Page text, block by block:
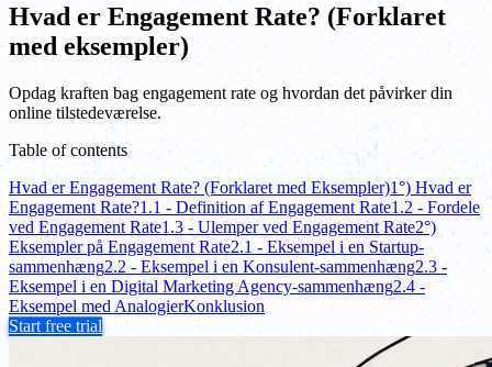
Hvad er Engagement Rate? (Forklaret
med eksempler)
Opdag kraften bag engagement rate og hvordan det påvirker din
online tilstedeværelse.
Table of contents
Hvad er Engagement Rate? (Forklaret med Eksempler)1°) Hvad er
Engagement Rate?1.1 - Definition af Engagement Rate1.2 - Fordele
ved Engagement Rate1.3 - Ulemper ved Engagement Rate2°)
Eksempler på Engagement Rate2.1 - Eksempel i en Startup-
sammenhæng2.2 - Eksempel i en Konsulent-sammenhæng2.3 -
Eksempel i en Digital Marketing Agency-sammenhæng2.4 -
Eksempel med AnalogierKonklusion
Start free trial